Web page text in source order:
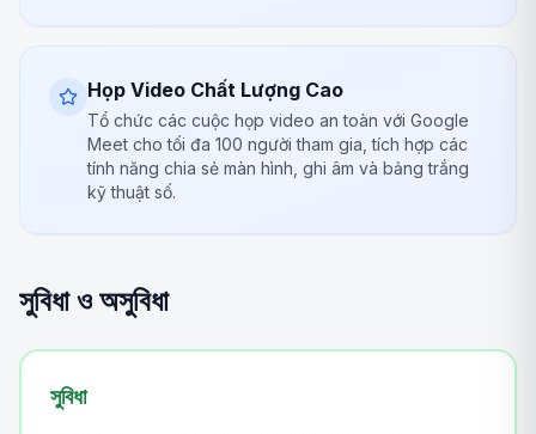
Họp Video Chất Lượng Cao
Tổ chức các cuộc họp video an toàn với Google
Meet cho tối đa 100 người tham gia, tích hợp các
tính năng chia sẻ màn hình, ghi âm và bảng trắng
kỹ thuật số.
সুবিধা ও অসুবিধা
সুবিধা